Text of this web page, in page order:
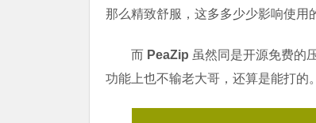
那么精致舒服，这多多少少影响使用
而 PeaZip 虽然同是开源免费的
功能上也不输老大哥，还算是能打的。